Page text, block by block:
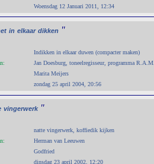
Woensdag 12 Januari 2011, 12:34
in elkaar dikken "
Indikken in elkaar duwen (compacter maken)
Jan Doesburg, toneelregisseur, programma R.A.M.
Marita Meijers
zondag 25 april 2004, 20:56
vingerwerk "
natte vingerwerk, koffiedik kijken
Herman van Leeuwen
Godfried
dinsdag 23 april 2002, 12:20